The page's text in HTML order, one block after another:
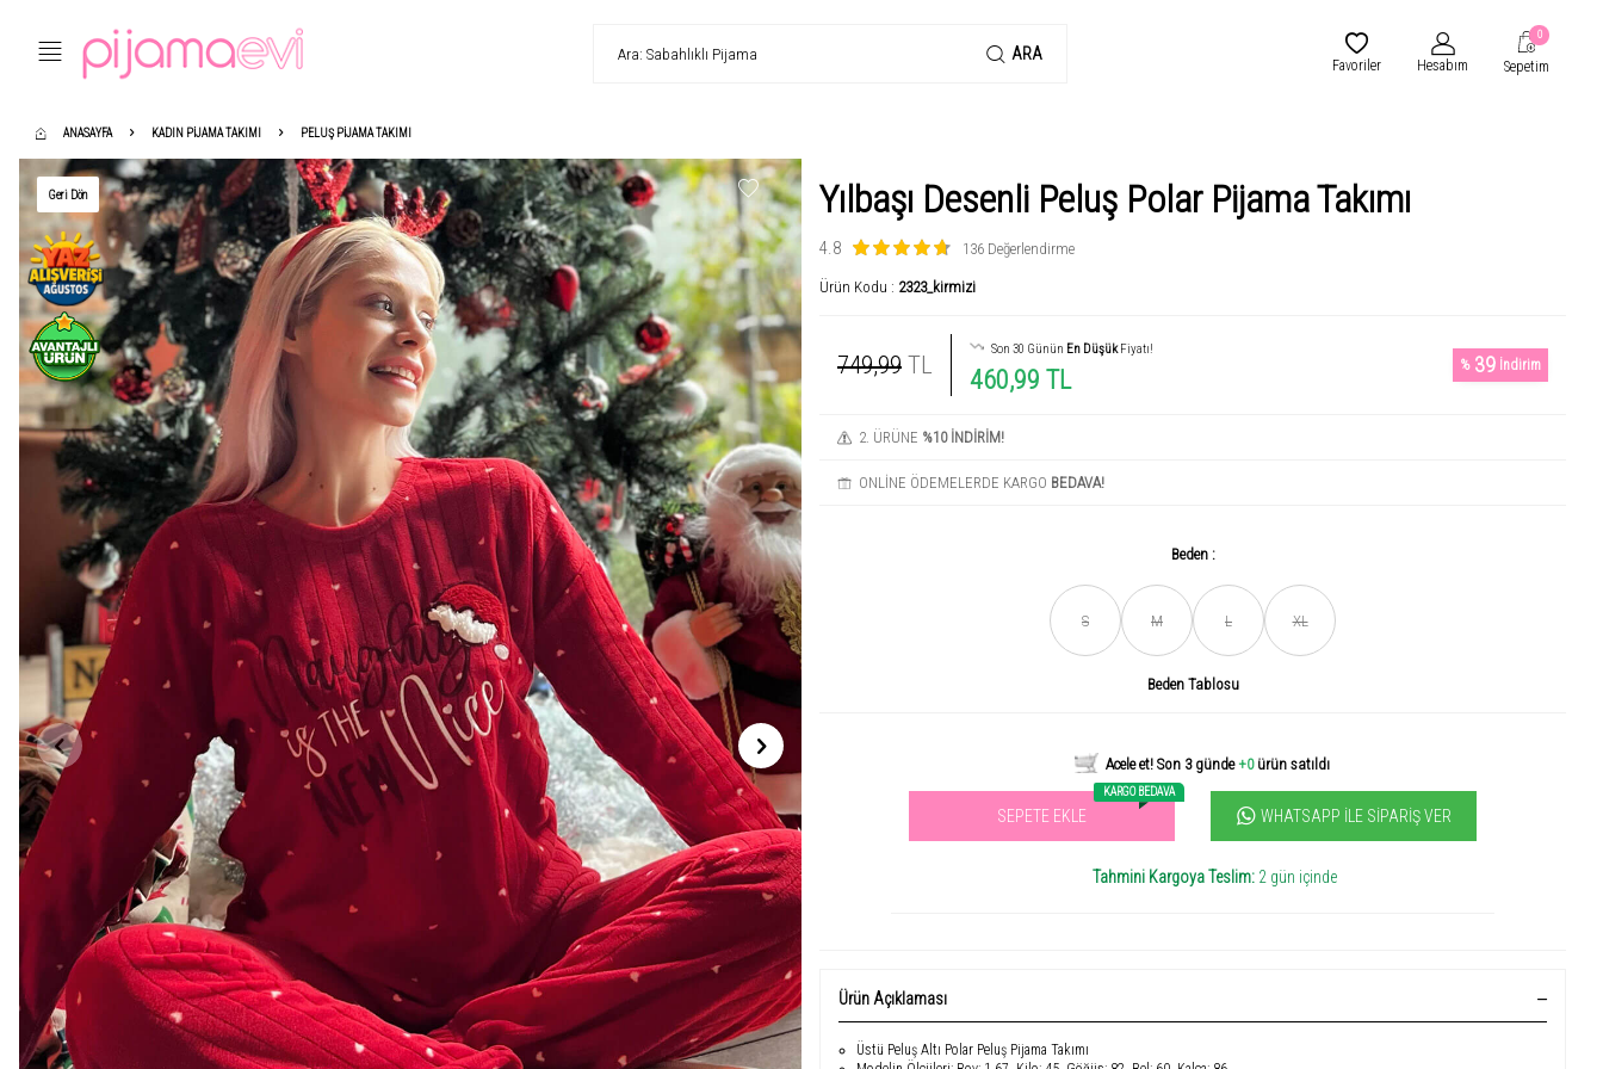
ARA
Favoriler Hesabım
0
Sepetim
ANASAYFA KADIN PIJAMA TAKIMI PELUŞ PIJAMA TAKIMI
Geri Dön Yılbaşı Desenli Peluş Polar Pijama Takımı
4.8 136 Değerlendirme
Ürün Kodu : 2323_kirmizi
749,99 TL
Son 30 Günün En DüşükFiyatı!
460,99 TL %39 İndirim
2. ÜRÜNE %10 İNDİRİM!
ONLİNE ÖDEMELERDE KARGO BEDAVA!
Beden :
S M L XL
Beden Tablosu
Son gün içerisinde456 kişi tarafından incelendi!
Sevilen ürün! 11.3B kişi favoriledi!+1000ürün satıldı
SEPETE EKLE
KARGO BEDAVA
WHATSAPP İLE SIPARIŞ VER
Tahmini Kargoya Teslim: 2 gün içinde
Ürün Açıklaması
Üstü Peluş Altı Polar Peluş Pijama Takımı